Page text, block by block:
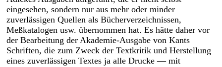
eingesehen, sondern nur aus mehr oder minder
zuverlässigen Quellen als Bücherverzeichnissen,
Meßkatalogen usw. übernommen hat. Es hätte daher vor
der Bearbeitung der Akademie-Ausgabe von Kants
Schriften, die zum Zweck der Textkritik und Herstellung
eines zuverlässigen Textes ja alle Drucke — mit